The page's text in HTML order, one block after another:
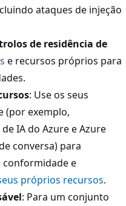
ataques de injeção
de residência de
e recursos próprios para
: Use os seus
(por exemplo,
IA do Azure e Azure
conversa) para
conformidade e
próprios recursos.
: Para um conjunto